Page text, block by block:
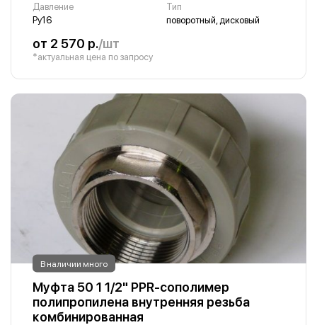
Давление
Ру16
Тип
поворотный, дисковый
от 2 570 р./шт
*актуальная цена по запросу
В наличии много
Муфта 50 1 1/2" PPR-сополимер
полипропилена внутренняя резьба
комбинированная